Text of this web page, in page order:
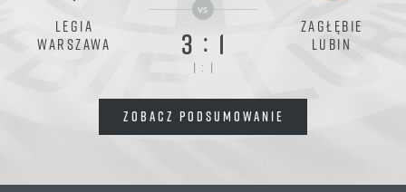
LEGIA
WARSZAWA
vs
3 : 1
1 : 1
ZOBACZ PODSUMOWANIE
ZAGŁĘBIE
LUBIN